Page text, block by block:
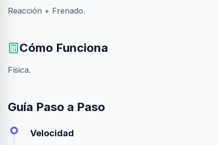
Reacción + Frenado.
Cómo Funciona
Física.
Guía Paso a Paso
Velocidad